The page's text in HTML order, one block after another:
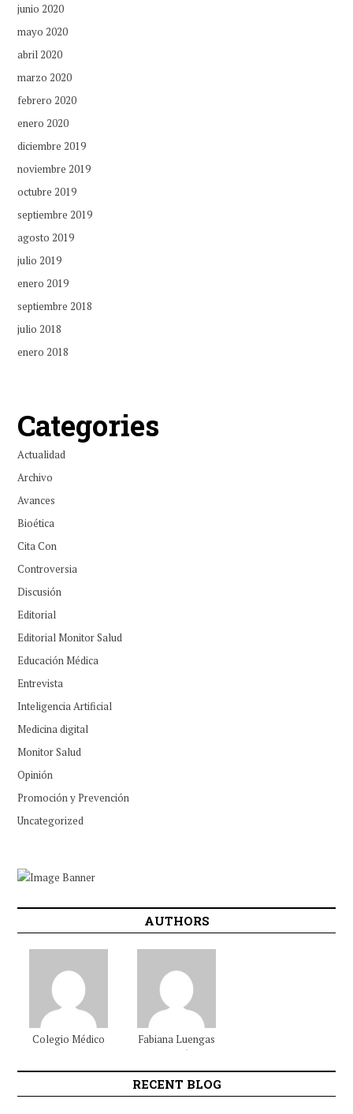
junio 2020
mayo 2020
abril 2020
marzo 2020
febrero 2020
enero 2020
diciembre 2019
noviembre 2019
octubre 2019
septiembre 2019
agosto 2019
julio 2019
enero 2019
septiembre 2018
julio 2018
enero 2018
Categories
Actualidad
Archivo
Avances
Bioética
Cita Con
Controversia
Discusión
Editorial
Editorial Monitor Salud
Educación Médica
Entrevista
Inteligencia Artificial
Medicina digital
Monitor Salud
Opinión
Promoción y Prevención
Uncategorized
AUTHORS
Colegio Médico
FabianaLuengas
Beltrán
RECENT BLOG